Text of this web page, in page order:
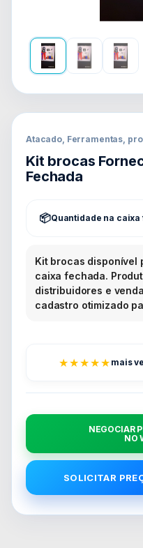
Atacado, Ferramentas,
Kit brocas
Fechada
Quantidade na caixa
Kit brocas disponível
caixa fechada.
distribuidores e
cadastro otimizado
★★★★★ mais
NEGOCIAR
NO
SOLICITAR